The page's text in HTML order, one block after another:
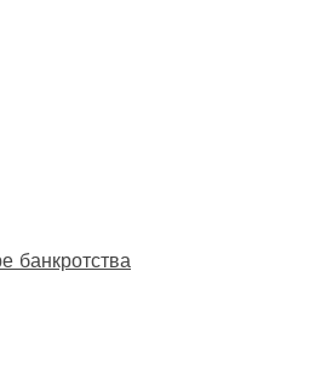
банкротства